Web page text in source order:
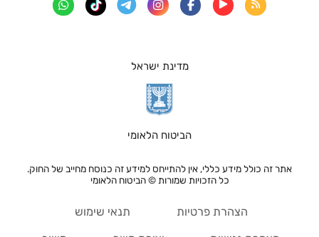
מדינת ישראל
הביטוח הלאומי
אתר זה כולל מידע כללי, אין להתייחס למידע זה כנוסח מחייב של החוק.
כל הזכויות שמורות © הביטוח הלאומי
הצהרת פרטיות תנאי שימוש